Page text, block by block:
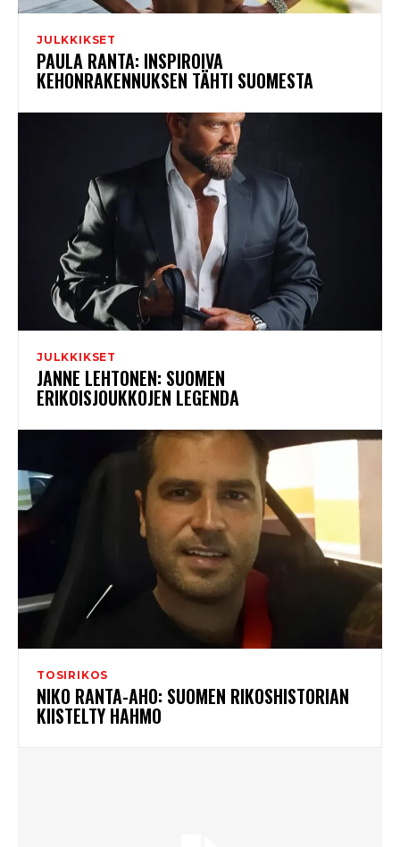
JULKKIKSET
PAULA RANTA: INSPIROIVA
KEHONRAKENNUKSEN TÄHTI SUOMESTA
JULKKIKSET
JANNE LEHTONEN: SUOMEN
ERIKOISJOUKKOJEN LEGENDA
TOSIRIKOS
NIKO RANTA-AHO: SUOMEN RIKOSHISTORIAN
KIISTELTY HAHMO